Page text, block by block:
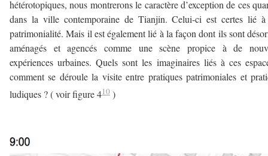
hétérotopiques, nous montrerons le caractère d’exception de ces
dans la ville contemporaine de Tianjin. Celui-ci est certes lié
patrimonialité. Mais il est également lié à la façon dont ils sont
aménagés et agencés comme une scène propice à de
expériences urbaines. Quels sont les imaginaires liés à ces
comment se déroule la visite entre pratiques patrimoniales et
ludiques ? ( voir figure 410 )